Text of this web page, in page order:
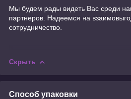
Мы будем рады видеть Вас среди
партнеров. Надеемся на
сотрудничество.
Скрыть
Способ упаковки